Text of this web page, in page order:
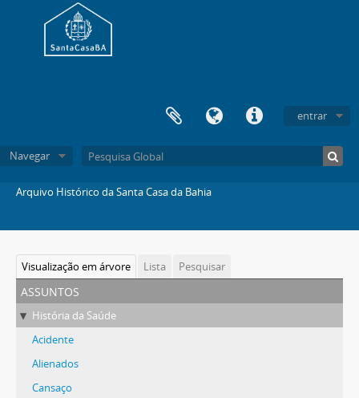
entrar
Navegar
Arquivo Histórico da Santa Casa da Bahia
Visualização em árvore Lista Pesquisar
assuntos
História da Saúde
Acidente
Alienados
Cansaço